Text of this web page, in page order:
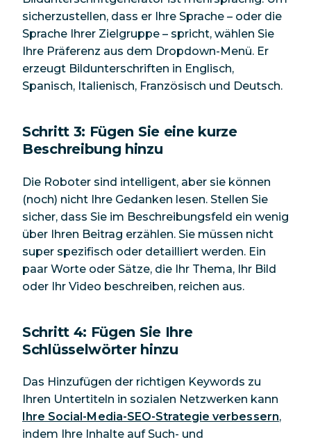
sicherzustellen, dass er Ihre Sprache – oder die
Sprache Ihrer Zielgruppe – spricht, wählen Sie
Ihre Präferenz aus dem Dropdown-Menü. Er
erzeugt Bildunterschriften in Englisch,
Spanisch, Italienisch, Französisch und Deutsch.
Schritt 3: Fügen Sie eine kurze
Beschreibung hinzu
Die Roboter sind intelligent, aber sie können
(noch) nicht Ihre Gedanken lesen. Stellen Sie
sicher, dass Sie im Beschreibungsfeld ein wenig
über Ihren Beitrag erzählen. Sie müssen nicht
super spezifisch oder detailliert werden. Ein
paar Worte oder Sätze, die Ihr Thema, Ihr Bild
oder Ihr Video beschreiben, reichen aus.
Schritt 4: Fügen Sie Ihre
Schlüsselwörter hinzu
Das Hinzufügen der richtigen Keywords zu
Ihren Untertiteln in sozialen Netzwerken kann
Ihre Social-Media-SEO-Strategie verbessern,
indem Ihre Inhalte auf Such- und